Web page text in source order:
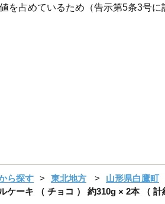
を占めているため（告示第5条3号に
ら探す 東北地方 山形県白鷹町
ケーキ （ チョコ ） 約310g × 2本 （